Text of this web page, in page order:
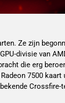
Ze zijn
divisie van
die erg
7500 kaart
Crossfire-